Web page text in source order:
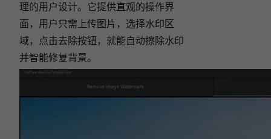
理的用户设计。它提供直观的操作界
面，用户只需上传图片，选择水印区
域，点击去除按钮，就能自动擦除水印
并智能修复背景。